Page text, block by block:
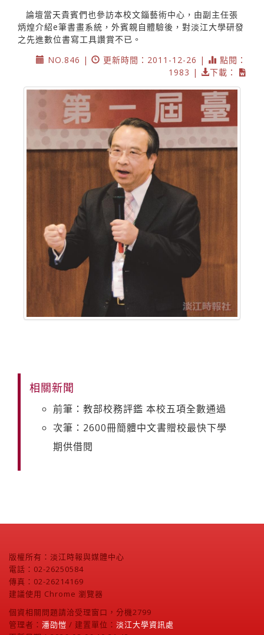
論壇當天貴賓們也參訪本校文錙藝術中心，由副主任張
炳煌介紹e筆書畫系統，外賓親自體驗後，對淡江大學研發
之先進數位書寫工具讚賞不已。
NO.846 |
更新時間：2011-12-26 |
點閱：
1983 |
下載：
相關新聞
前筆：教部校務評鑑 本校五項全數通過
次筆：2600冊簡體中文書贈校最快下學
期供借閱
版權所有：淡江時報與媒體中心
電話：02-26250584
傳真：02-26214169
建議使用 Chrome 瀏覽器
個資相關問題請洽受理窗口，分機2799
管理者： 潘劭愷 / 建置單位： 淡江大學資訊處